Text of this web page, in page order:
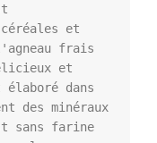
et
frais
et
dans
des minéraux
sans farine